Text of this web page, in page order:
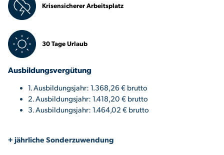
Krisensicherer Arbeitsplatz
30 Tage Urlaub
Ausbildungsvergütung
1. Ausbildungsjahr: 1.368,26 € brutto
2. Ausbildungsjahr: 1.418,20 € brutto
3. Ausbildungsjahr: 1.464,02 € brutto
+ jährliche Sonderzuwendung